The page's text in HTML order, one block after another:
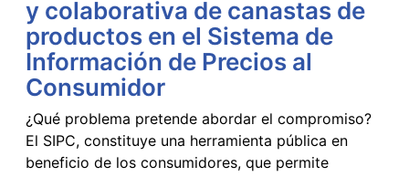
y colaborativa de canastas de
productos en el Sistema de
Información de Precios al
Consumidor
¿Qué problema pretende abordar el compromiso?
El SIPC, constituye una herramienta pública en
beneficio de los consumidores, que permite